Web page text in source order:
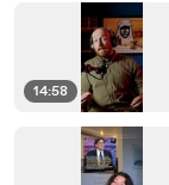
14:58